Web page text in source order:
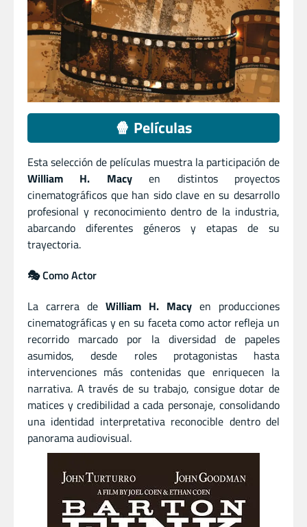
🍿 Películas
Esta selección de películas muestra la participación de
William H. Macyen distintos proyectos
cinematográficos que han sido clave en su desarrollo
profesional y reconocimiento dentro de la industria,
abarcando diferentes géneros y etapas de su
trayectoria.
🎭 Como Actor
La carrera de William H. Macy en producciones
cinematográficas y en su faceta como actor refleja un
recorrido marcado por la diversidad de papeles
asumidos, desde roles protagonistas hasta
intervenciones más contenidas que enriquecen la
narrativa. A través de su trabajo, consigue dotar de
matices y credibilidad a cada personaje, consolidando
una identidad interpretativa reconocible dentro del
panorama audiovisual.